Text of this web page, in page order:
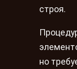
строя.
но